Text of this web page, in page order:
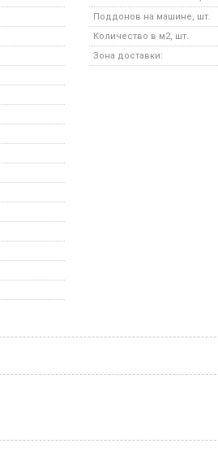
Поддонов на машине, шт.
Количество в м2, шт.
Зона доставки: